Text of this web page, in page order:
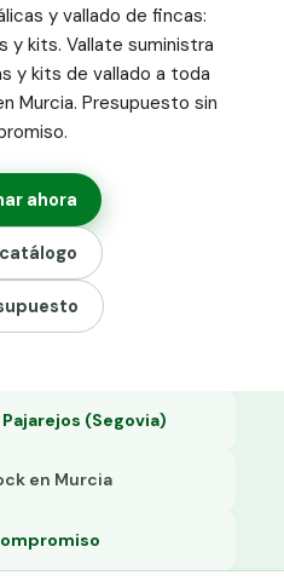
H.
y vallado de fincas:
y kits. Vallate suministra
y kits de vallado a toda
Murcia. Presupuesto sin
ahora
Pajarejos (Segovia)
en Murcia